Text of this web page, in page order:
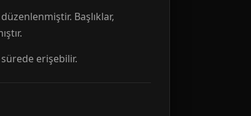
Başlıklar,
erişebilir.